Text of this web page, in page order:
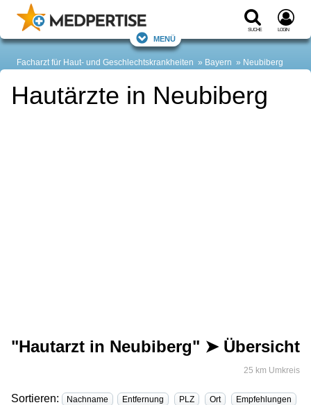
Suche Login
Menü
Facharzt für Haut- und Geschlechtskrankheiten Bayern Neubiberg
Hautärzte in Neubiberg
"Hautarzt in Neubiberg" ➤ Übersicht
25 km Umkreis
Sortieren: Nachname Entfernung PLZ Ort
Empfehlungen